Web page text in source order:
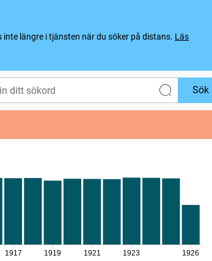
längre i tjänsten när du söker på distans. Läs
Sök
1917 1919 1921 1923 1926